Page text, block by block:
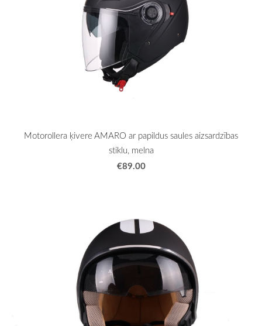
Motorollera ķivere AMARO ar papildus saules aizsardzības
stiklu, melna
€89.00